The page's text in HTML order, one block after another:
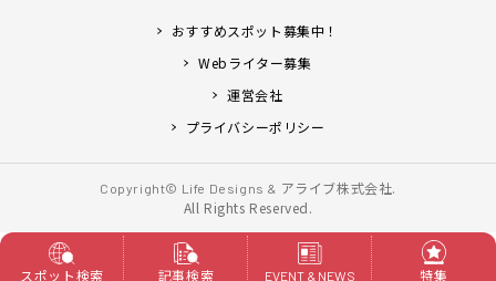
おすすめスポット募集中！
Webライター募集
運営会社
プライバシーポリシー
Copyright© Life Designs & アライブ株式会社.
All Rights Reserved.
スポット検索 記事検索 EVENT & NEWS 特集